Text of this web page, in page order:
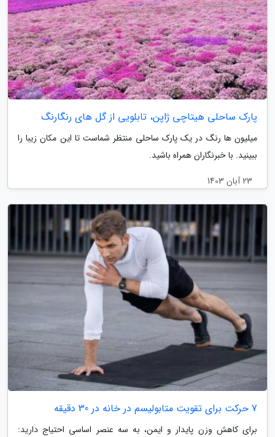
پارک ساحلی هیتاچی ژاپن، تابلویی از گل های رنگارنگ
میلیون ها رنگ در یک پارک ساحلی منتظر شماست تا این مکان زیبا را
ببینید. با خبرنگاران همراه باشید.
23 آبان 1403
7 حرکت برای تقویت متابولیسم در خانه در 30 دقیقه
برای کاهش وزن پایدار و ایمن، به سه عنصر اساسی احتیاج دارید: